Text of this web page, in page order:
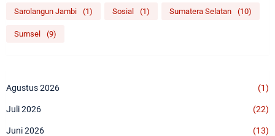
Sarolangun Jambi (1) Sosial (1) Sumatera Selatan (10)
Sumsel (9)
Agustus 2026 (1)
Juli 2026 (22)
Juni 2026 (13)